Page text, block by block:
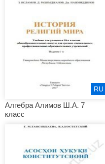
Алгебра Алимов Ш.А. 7
класс
RU